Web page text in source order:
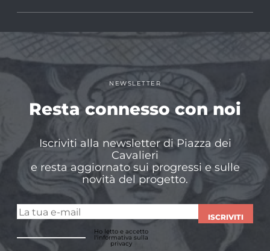
NEWSLETTER
Resta connesso con noi
Iscriviti alla newsletter di Piazza dei
Cavalieri
e resta aggiornato sui progressi e sulle
novità del progetto.
ISCRIVITI
Ho letto e accetto
l'informativa sulla
privacy